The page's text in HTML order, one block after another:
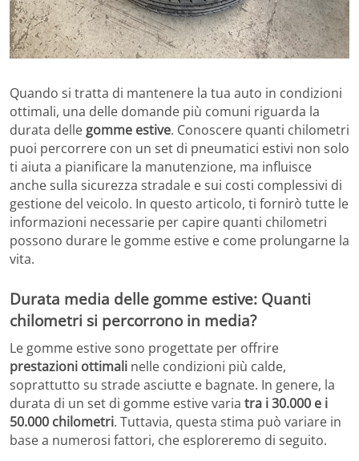
Quando si tratta di mantenere la tua auto in condizioni
ottimali, una delle domande più comuni riguarda la
durata delle gomme estive. Conoscere quanti chilometri
puoi percorrere con un set di pneumatici estivi non solo
ti aiuta a pianificare la manutenzione, ma influisce
anche sulla sicurezza stradale e sui costi complessivi di
gestione del veicolo. In questo articolo, ti fornirò tutte le
informazioni necessarie per capire quanti chilometri
possono durare le gomme estive e come prolungarne la
vita.
Durata media delle gomme estive: Quanti
chilometri si percorrono in media?
Le gomme estive sono progettate per offrire
prestazioni ottimali nelle condizioni più calde,
soprattutto su strade asciutte e bagnate. In genere, la
durata di un set di gomme estive varia tra i 30.000 e i
50.000 chilometri. Tuttavia, questa stima può variare in
base a numerosi fattori, che esploreremo di seguito.